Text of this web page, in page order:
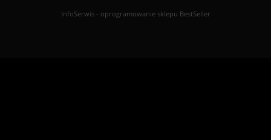
InfoSerwis- oprogramowanie sklepu BestSeller